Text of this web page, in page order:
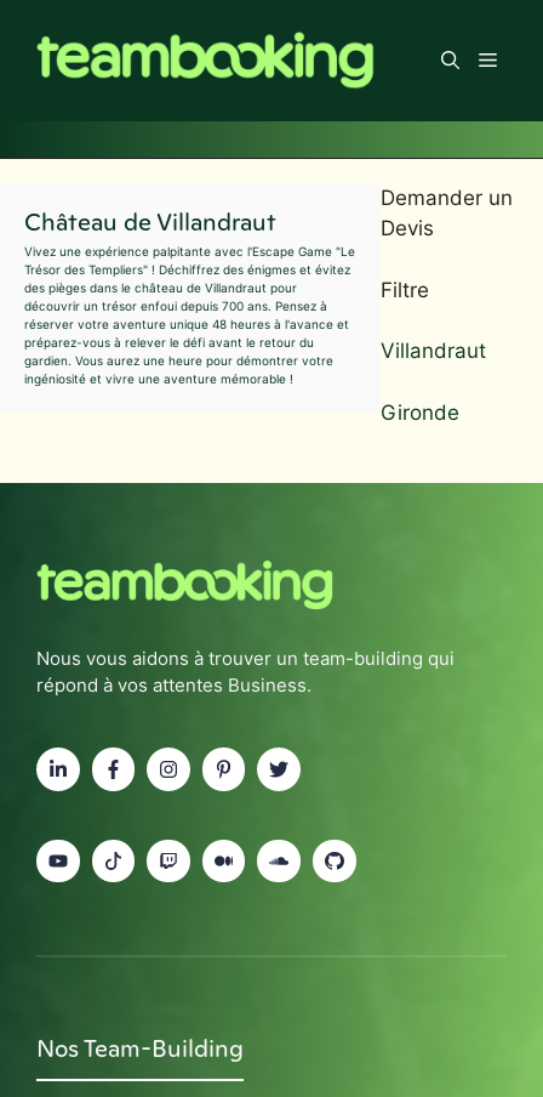
contenu
Menu
Château de Villandraut
Vivez une expérience palpitante avec l'Escape Game "Le
Trésor des Templiers" ! Déchiffrez des énigmes et évitez
des pièges dans le château de Villandraut pour
découvrir un trésor enfoui depuis 700 ans. Pensez à
réserver votre aventure unique 48 heures à l'avance et
préparez-vous à relever le défi avant le retour du
gardien. Vous aurez une heure pour démontrer votre
ingéniosité et vivre une aventure mémorable !
Demander un
Devis
Filtre
Villandraut
Gironde
Nous vous aidons à trouver un team-building qui
répond à vos attentes Business.
Nos Team-Building